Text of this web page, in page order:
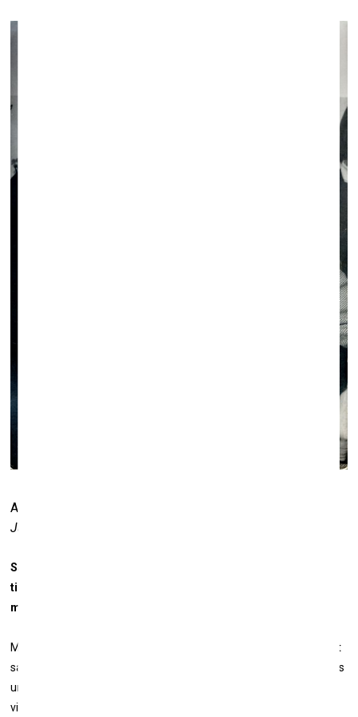
Aleksandrs Kalders un Huans Miro. 1969. gads. Foto:
Jacques Robert
Savā ziņā tas ir tas, ko savulaik darīja jūsu vectēvs – viņš ne
tikai finasiāli, bet arī radoši atbalstīja, būtībā iedvesmoja
māksliniekus.
Mans vecaistēvs bija litogrāfs, viņš pārtrauca būt par galeristu, bet
saglabāja spiestuvi. Mans tēvs to paplašināja un mēs – mans brālis
un es, to turpinām. Es vienmēr saku, ka tinte man ir jau asinīs. Miro
vienmēr teica, ka druka viņam ir ļoti svarīga, jo tā ir brīvība. Tā